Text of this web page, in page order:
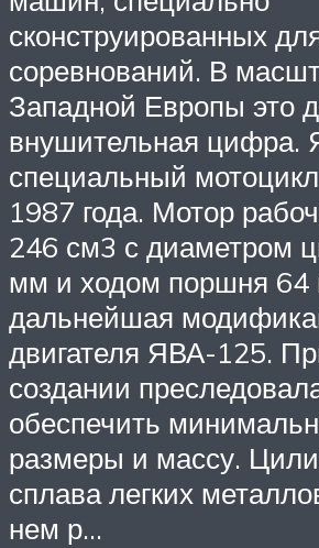
сконструированных
соревнований. В
Западной Европы это
внушительная
специальный
1987 года. Мотор
246 см3 с диаметром
мм и ходом поршня
дальнейшая
двигателя ЯВА-125.
создании
обеспечить
размеры и массу.
сплава легких
нем р…